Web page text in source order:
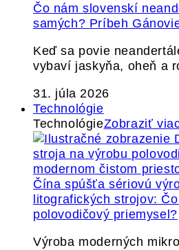
Čo nám slovenskí
samých? Príbeh
Keď sa povie
vybaví jaskyňa, oheň a
31. júla 2026
Technológie
TechnológieZobraziť
Čína spúšťa sériovú
litografických strojov:
polovodičový priemysel?
Výroba moderných